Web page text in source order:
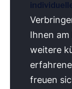
Ihnen am
weitere
freuen